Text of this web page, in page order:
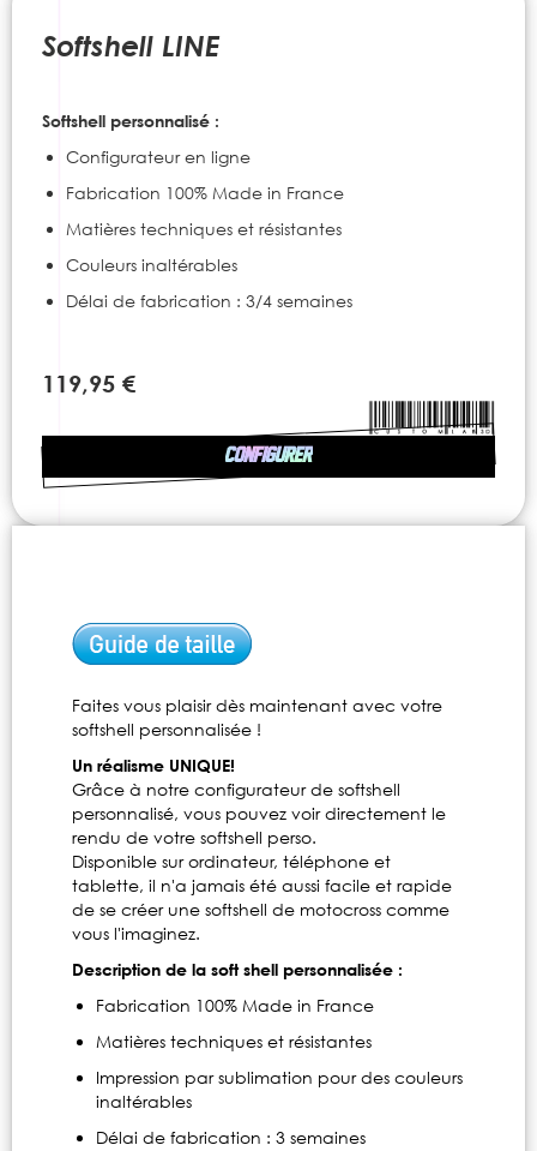
Softshell LINE
Softshell personnalisé :
Configurateur en ligne
Fabrication 100% Made in France
Matières techniques et résistantes
Couleurs inaltérables
Délai de fabrication : 3/4 semaines
CONFIGURER
119,95 €
beginning
images
gallery
Faites vous plaisir dès maintenant avec votre
softshell personnalisée !
Un réalisme UNIQUE!
Grâce à notre configurateur de softshell
personnalisé, vous pouvez voir directement le
rendu de votre softshell perso.
Disponible sur ordinateur, téléphone et
tablette, il n'a jamais été aussi facile et rapide
de se créer une softshell de motocross comme
vous l'imaginez.
Description de la soft shell personnalisée :
Fabrication 100% Made in France
Matières techniques et résistantes
Impression par sublimation pour des couleurs
inaltérables
Délai de fabrication : 3 semaines